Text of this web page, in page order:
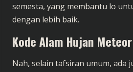
semesta, yang membantu lo
dengan lebih baik.
Kode Alam Hujan Meteor
Nah, selain tafsiran umum, ada